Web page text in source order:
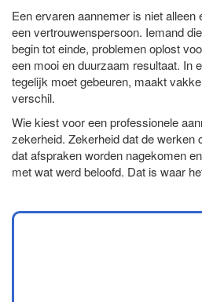
Een ervaren aannemer is niet alleen
een vertrouwenspersoon. Iemand
begin tot einde, problemen oplost
een mooi en duurzaam resultaat. In
tegelijk moet gebeuren, maakt
verschil.
Wie kiest voor een professionele
zekerheid. Zekerheid dat de werken
dat afspraken worden nagekomen
met wat werd beloofd. Dat is waar